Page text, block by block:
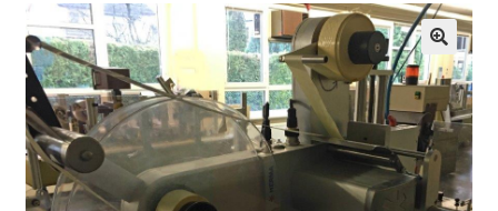
Ricerca